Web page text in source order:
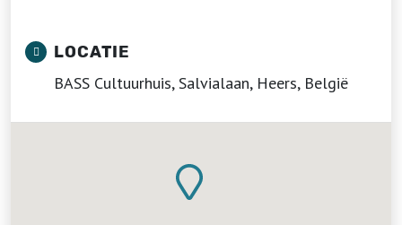
LOCATIE
BASS Cultuurhuis, Salvialaan, Heers, België